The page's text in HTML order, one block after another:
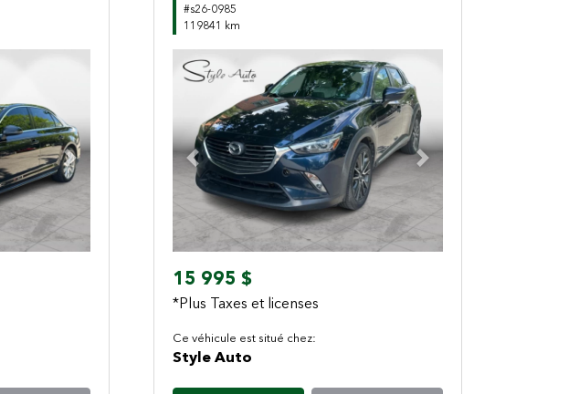
Next
#s26-0985
119841 km
Previous Next
15 995 $
*Plus Taxes et licenses
Ce véhicule est situé chez:
Style Auto